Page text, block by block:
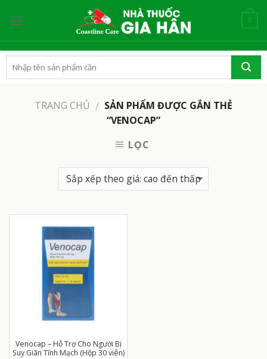
TRANG CHỦ / SẢN PHẨM ĐƯỢC GẮN THẺ
“VENOCAP”
LỌC
Venocap – Hỗ Trợ Cho Người Bị
Suy Giãn Tĩnh Mạch (Hộp 30 viên)